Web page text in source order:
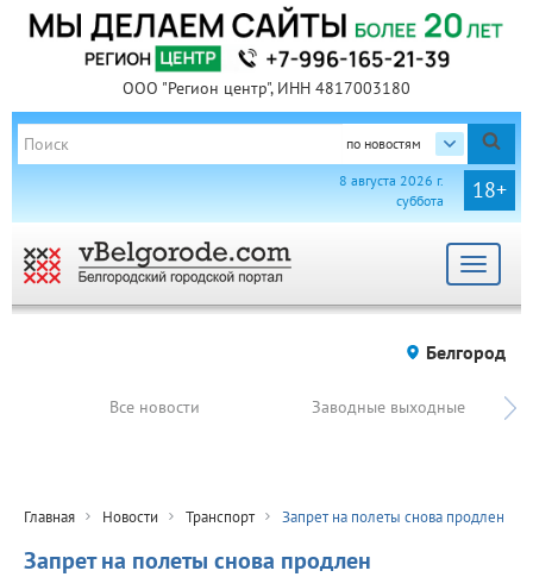
ООО "Регион центр", ИНН 4817003180
по новостям
18+
8 августа 2026 г.
суббота
Toggle
Белгород
Все новости Заводные выходные
Главная Новости Транспорт Запрет на полеты снова продлен
Запрет на полеты снова продлен